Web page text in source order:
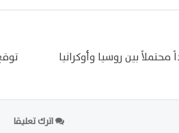
محتملاً بين روسيا وأوكرانيا
اترك تعليقا